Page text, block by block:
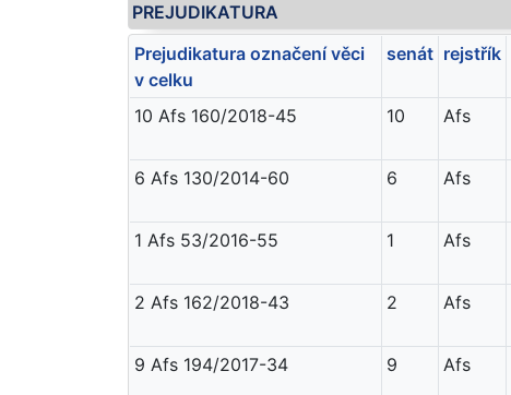
PREJUDIKATURA
Prejudikatura označení věci
v celku
senát rejstřík
10 Afs 160/2018-45 10 Afs
6 Afs 130/2014-60 6 Afs
1 Afs 53/2016-55 1 Afs
2 Afs 162/2018-43 2 Afs
9 Afs 194/2017-34 9 Afs